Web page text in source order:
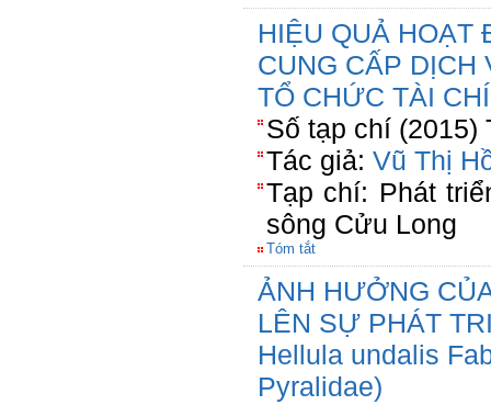
HIỆU QUẢ HOẠT
CUNG CẤP DỊCH
TỔ CHỨC TÀI
Số tạp chí (2015)
Tác giả: Vũ Thị
Tạp chí: Phát
sông Cửu Long
Tóm tắt
ẢNH HƯỞNG
LÊN SỰ PHÁT
Hellula undalis
Pyralidae)